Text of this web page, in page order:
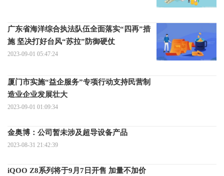
广东省海洋综合执法队伍全面落实“四再”措
施 坚决打好台风“苏拉”防御硬仗
2023-09-01 05:47:24
厦门市实施“益企服务”专项行动支持民营制
造业企业发展壮大
2023-09-01 01:09:34
金奥博：公司暂未涉及超导设备产品
2023-08-31 21:42:39
iQOO Z8系列将于9月7日开售 加量不加价